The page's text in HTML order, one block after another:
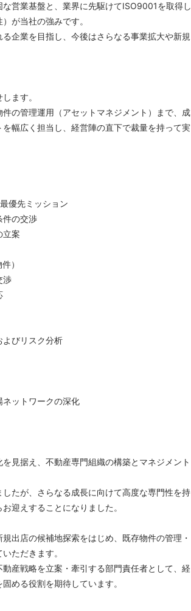
営業基盤と、業界に先駆けてISO9001を取得し
が当社の強みです。
企業を目指し、今後はさらなる事業拡大や新規
ます。
の管理運用（アセットマネジメント）まで、成
幅広く担当し、経営陣の直下で裁量を持って実
優先ミッション
件の交渉
立案
）
渉
よびリスク分析
ネットワークの深化
見据え、不動産専門組織の構築とマネジメント
たが、さらなる成長に向けて高度な専門性を持
迎えすることになりました。
出店の候補地探索をはじめ、既存物件の管理・
ただきます。
産戦略を立案・牽引する部門責任者として、経
める役割を期待しています。